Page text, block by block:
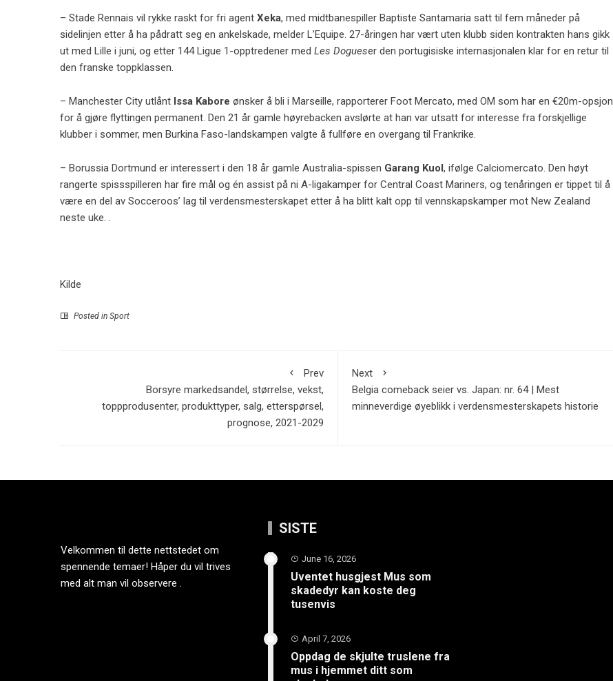
– Stade Rennais vil rykke raskt for fri agent Xeka, med midtbanespiller Baptiste Santamaria satt til fem måneder på
sidelinjen etter å ha pådratt seg en ankelskade, melder L’Equipe. 27-åringen har vært uten klubb siden kontrakten hans gikk
ut med Lille i juni, og etter 144 Ligue 1-opptredener med Les Dogueser den portugisiske internasjonalen klar for en retur til
den franske toppklassen.
– Manchester City utlånt Issa Kabore ønsker å bli i Marseille, rapporterer Foot Mercato, med OM som har en €20m-opsjon
for å gjøre flyttingen permanent. Den 21 år gamle høyrebacken avslørte at han var utsatt for interesse fra forskjellige
klubber i sommer, men Burkina Faso-landskampen valgte å fullføre en overgang til Frankrike.
– Borussia Dortmund er interessert i den 18 år gamle Australia-spissen Garang Kuol, ifølge Calciomercato. Den høyt
rangerte spissspilleren har fire mål og én assist på ni A-ligakamper for Central Coast Mariners, og tenåringen er tippet til å
være en del av Socceroos’ lag til verdensmesterskapet etter å ha blitt kalt opp til vennskapskamper mot New Zealand
neste uke. .
Kilde
Posted in Sport
Prev
Borsyre markedsandel, størrelse, vekst,
toppprodusenter, produkttyper, salg, etterspørsel,
prognose, 2021-2029
Next
Belgia comeback seier vs. Japan: nr. 64 | Mest
minneverdige øyeblikk i verdensmesterskapets historie
Velkommen til dette nettstedet om
spennende temaer! Håper du vil trives
med alt man vil observere .
SISTE
June 16, 2026
Uventet husgjest Mus som
skadedyr kan koste deg
tusenvis
April 7, 2026
Oppdag de skjulte truslene fra
mus i hjemmet ditt som